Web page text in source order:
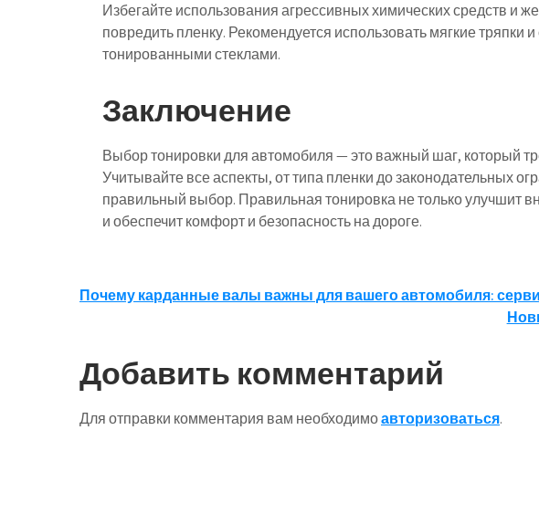
Избегайте использования агрессивных химических средств и
повредить пленку. Рекомендуется использовать мягкие тряпки
тонированными стеклами.
Заключение
Выбор тонировки для автомобиля — это важный шаг, который
Учитывайте все аспекты, от типа пленки до законодательных
правильный выбор. Правильная тонировка не только улучшит
и обеспечит комфорт и безопасность на дороге.
Навигация
записям
Почему карданные валы важны для вашего автомобиля:
Добавить комментарий
Для отправки комментария вам необходимоавторизоваться.